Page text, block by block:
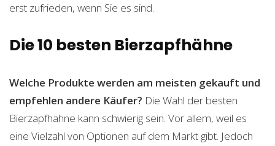
erst zufrieden, wenn Sie es sind.
Die 10 besten Bierzapfhähne
Welche Produkte werden am meisten gekauft und
empfehlen andere Käufer? Die Wahl der besten
Bierzapfhähne kann schwierig sein. Vor allem, weil es
eine Vielzahl von Optionen auf dem Markt gibt. Jedoch